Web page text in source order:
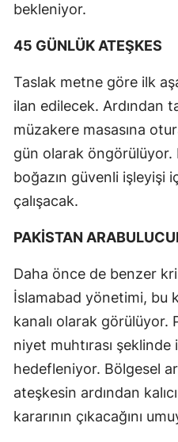
bekleniyor.
45 GÜNLÜK ATEŞKES
Taslak metne göre ilk
ilan edilecek. Ardından
müzakere masasına
gün olarak öngörülüyor.
boğazın güvenli işleyişi
çalışacak.
PAKİSTAN
Daha önce de benzer
İslamabad yönetimi, bu
kanalı olarak görülüyor.
niyet muhtırası şeklinde
hedefleniyor. Bölgesel
ateşkesin ardından
kararının çıkacağını